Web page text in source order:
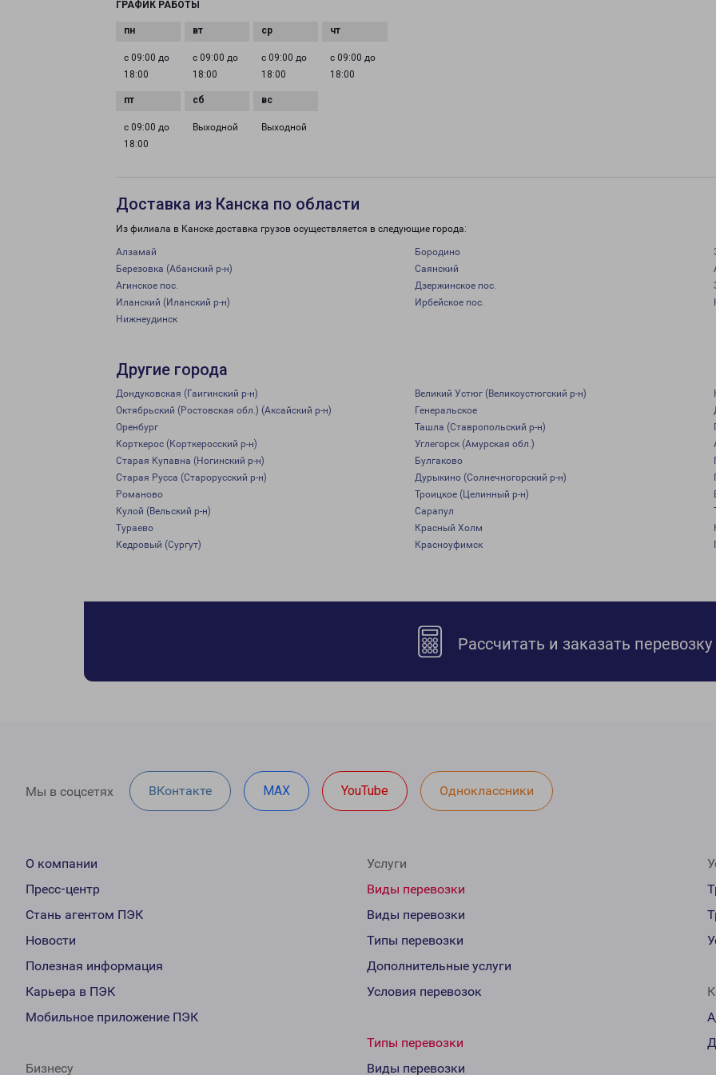
ГРАФИК РАБОТЫ
с 09:00 до
18:00
с 09:00 до
18:00
с 09:00 до
18:00
с 09:00 до
18:00
с 09:00 до
18:00
Выходной Выходной
Доставка из Канска по области
Из филиала в Канске доставка грузов осуществляется в следующие города:
Алзамай Бородино
Березовка (Абанский р-н)
Саянский
Агинское пос.
Дзержинское пос.
Иланский (Иланский р-н)
Ирбейское пос.
Нижнеудинск
Другие города
Дондуковская (Гаигинский р-н) Великий Устюг (Великоустюгский р-н)
Октябрьский (Ростовская обл.) (Аксайский р-н)
Генеральское
Оренбург
Ташла (Ставропольский р-н)
Корткерос (Корткеросский р-н)
Углегорск (Амурская обл.)
Старая Купавна (Ногинский р-н)
Булгаково
Старая Русса (Старорусский р-н)
Дурыкино (Солнечногорский р-н)
Романово
Троицкое (Целинный р-н)
Кулой (Вельский р-н)
Сарапул
Тураево
Красный Холм
Кедровый (Сургут)
Красноуфимск
Рассчитать и заказать перевозку
Мы в соцсетях ВКонтакте MAX YouTube Одноклассники
О компании
Пресс-центр
Стань агентом ПЭК
Новости
Полезная информация
Карьера в ПЭК
Мобильное приложение ПЭК
Бизнесу
Услуги
Виды перевозки
Виды перевозки
Типы перевозки
Дополнительные услуги
Условия перевозок
Типы перевозки
Виды перевозки